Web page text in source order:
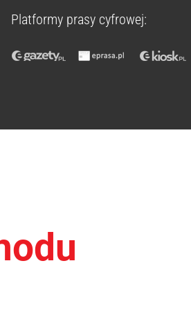
Platformy prasy cyfrowej: